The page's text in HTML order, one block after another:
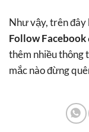
Như vậy, trên đây
Follow Facebook
thêm nhiều thông
mắc nào đừng